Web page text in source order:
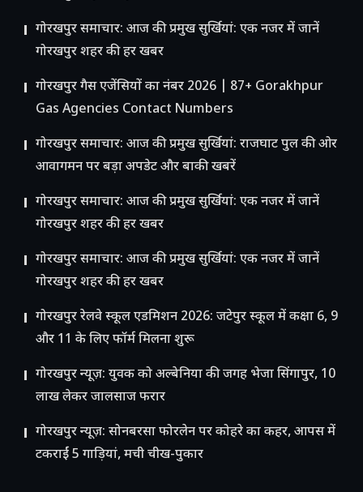
गोरखपुर समाचार: आज की प्रमुख सुर्खियां: एक नजर में जानें
गोरखपुर शहर की हर खबर
गोरखपुर गैस एजेंसियों का नंबर 2026 | 87+ Gorakhpur
Gas Agencies Contact Numbers
गोरखपुर समाचार: आज की प्रमुख सुर्खियां: राजघाट पुल की ओर
आवागमन पर बड़ा अपडेट और बाकी खबरें
गोरखपुर समाचार: आज की प्रमुख सुर्खियां: एक नजर में जानें
गोरखपुर शहर की हर खबर
गोरखपुर समाचार: आज की प्रमुख सुर्खियां: एक नजर में जानें
गोरखपुर शहर की हर खबर
गोरखपुर रेलवे स्कूल एडमिशन 2026: जटेपुर स्कूल में कक्षा 6, 9
और 11 के लिए फॉर्म मिलना शुरू
गोरखपुर न्यूज़: युवक को अल्बेनिया की जगह भेजा सिंगापुर, 10
लाख लेकर जालसाज फरार
गोरखपुर न्यूज़: सोनबरसा फोरलेन पर कोहरे का कहर, आपस में
टकराईं 5 गाड़ियां, मची चीख-पुकार